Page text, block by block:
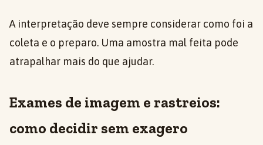
A interpretação deve sempre considerar como foi a
coleta e o preparo. Uma amostra mal feita pode
atrapalhar mais do que ajudar.
Exames de imagem e rastreios:
como decidir sem exagero